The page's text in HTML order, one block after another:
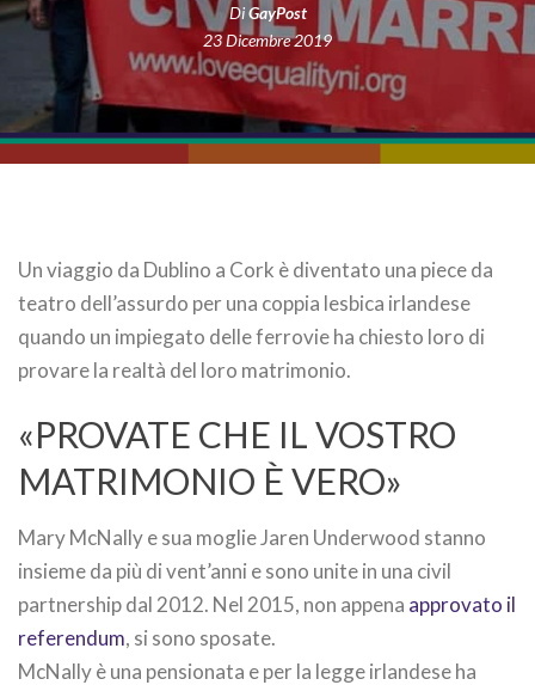
DiGayPost
23 Dicembre 2019
Un viaggio da Dublino a Cork è diventato una piece da
teatro dell’assurdo per una coppia lesbica irlandese
quando un impiegato delle ferrovie ha chiesto loro di
provare la realtà del loro matrimonio.
«PROVATE CHE IL VOSTRO
MATRIMONIO È VERO»
Mary McNally e sua moglie Jaren Underwood stanno
insieme da più di vent’anni e sono unite in una civil
partnership dal 2012. Nel 2015, non appena approvato il
referendum, si sono sposate.
McNally è una pensionata e per la legge irlandese ha